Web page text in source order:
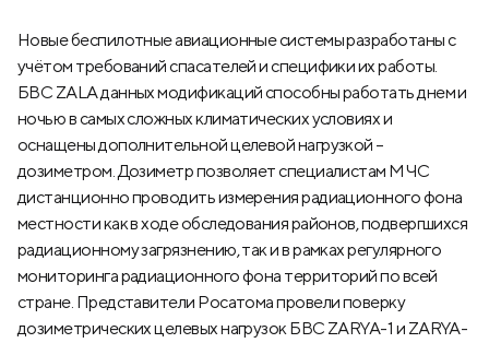
Новые беспилотные авиационные системы разработаны с
учётом требований спасателей и специфики их работы.
БВС ZALA данных модификаций способны работать днем и
ночью в самых сложных климатических условиях и
оснащены дополнительной целевой нагрузкой –
дозиметром. Дозиметр позволяет специалистам МЧС
дистанционно проводить измерения радиационного фона
местности как в ходе обследования районов, подвергшихся
радиационному загрязнению, так и в рамках регулярного
мониторинга радиационного фона территорий по всей
стране. Представители Росатома провели поверку
дозиметрических целевых нагрузок БВС ZARYA-1 и ZARYA-